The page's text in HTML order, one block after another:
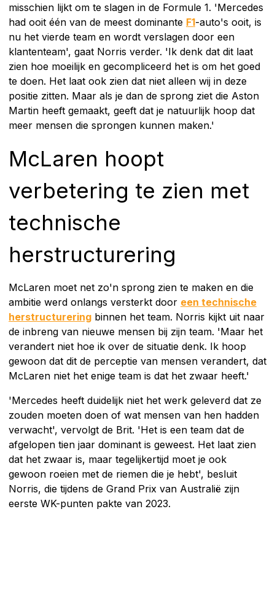
misschien lijkt om te slagen in de Formule 1. 'Mercedes
had ooit één van de meest dominante F1-auto's ooit, is
nu het vierde team en wordt verslagen door een
klantenteam', gaat Norris verder. 'Ik denk dat dit laat
zien hoe moeilijk en gecompliceerd het is om het goed
te doen. Het laat ook zien dat niet alleen wij in deze
positie zitten. Maar als je dan de sprong ziet die Aston
Martin heeft gemaakt, geeft dat je natuurlijk hoop dat
meer mensen die sprongen kunnen maken.'
McLaren hoopt
verbetering te zien met
technische
herstructurering
McLaren moet net zo'n sprong zien te maken en die
ambitie werd onlangs versterkt door een technische
herstructurering binnen het team. Norris kijkt uit naar
de inbreng van nieuwe mensen bij zijn team. 'Maar het
verandert niet hoe ik over de situatie denk. Ik hoop
gewoon dat dit de perceptie van mensen verandert, dat
McLaren niet het enige team is dat het zwaar heeft.'
'Mercedes heeft duidelijk niet het werk geleverd dat ze
zouden moeten doen of wat mensen van hen hadden
verwacht', vervolgt de Brit. 'Het is een team dat de
afgelopen tien jaar dominant is geweest. Het laat zien
dat het zwaar is, maar tegelijkertijd moet je ook
gewoon roeien met de riemen die je hebt', besluit
Norris, die tijdens de Grand Prix van Australië zijn
eerste WK-punten pakte van 2023.